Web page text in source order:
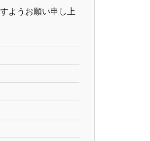
ようお願い申し上